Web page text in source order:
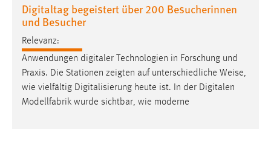
Digitaltag begeistert über 200 Besucherinnen
und Besucher
Relevanz:
Anwendungen digitaler Technologien in Forschung und
Praxis. Die Stationen zeigten auf unterschiedliche Weise,
wie vielfältig Digitalisierung heute ist. In der Digitalen
Modellfabrik wurde sichtbar, wie moderne